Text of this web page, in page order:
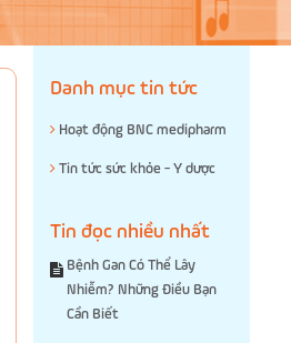
Danh mục tin tức
Hoạt động BNC medipharm
Tin tức sức khỏe - Y dược
Tin đọc nhiều nhất
Bệnh Gan Có Thể Lây
Nhiễm? Những Điều Bạn
Cần Biết